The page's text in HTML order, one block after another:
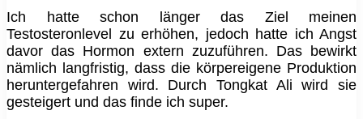
Ich hatte schon länger das Ziel meinen
Testosteronlevel zu erhöhen, jedoch hatte ich Angst
davor das Hormon extern zuzuführen. Das bewirkt
nämlich langfristig, dass die körpereigene Produktion
heruntergefahren wird. Durch Tongkat Ali wird sie
gesteigert und das finde ich super.